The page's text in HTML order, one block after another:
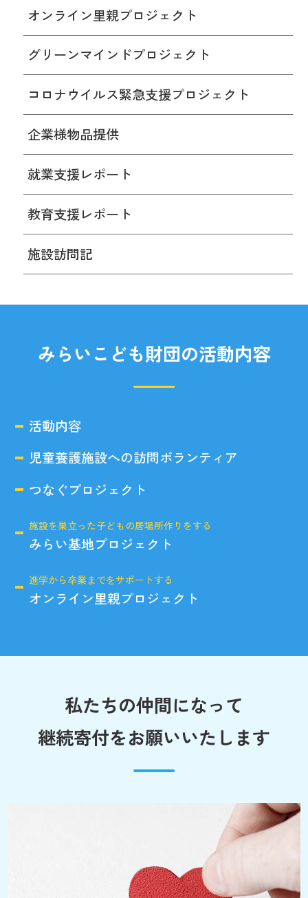
オンライン里親プロジェクト
グリーンマインドプロジェクト
コロナウイルス緊急支援プロジェクト
企業様物品提供
就業支援レポート
教育支援レポート
施設訪問記
みらいこども財団の活動内容
活動内容
児童養護施設への訪問ボランティア
つなぐプロジェクト
施設を巣立った子どもの居場所作りをする
みらい基地プロジェクト
進学から卒業までをサポートする
オンライン里親プロジェクト
私たちの仲間になって
継続寄付をお願いいたします